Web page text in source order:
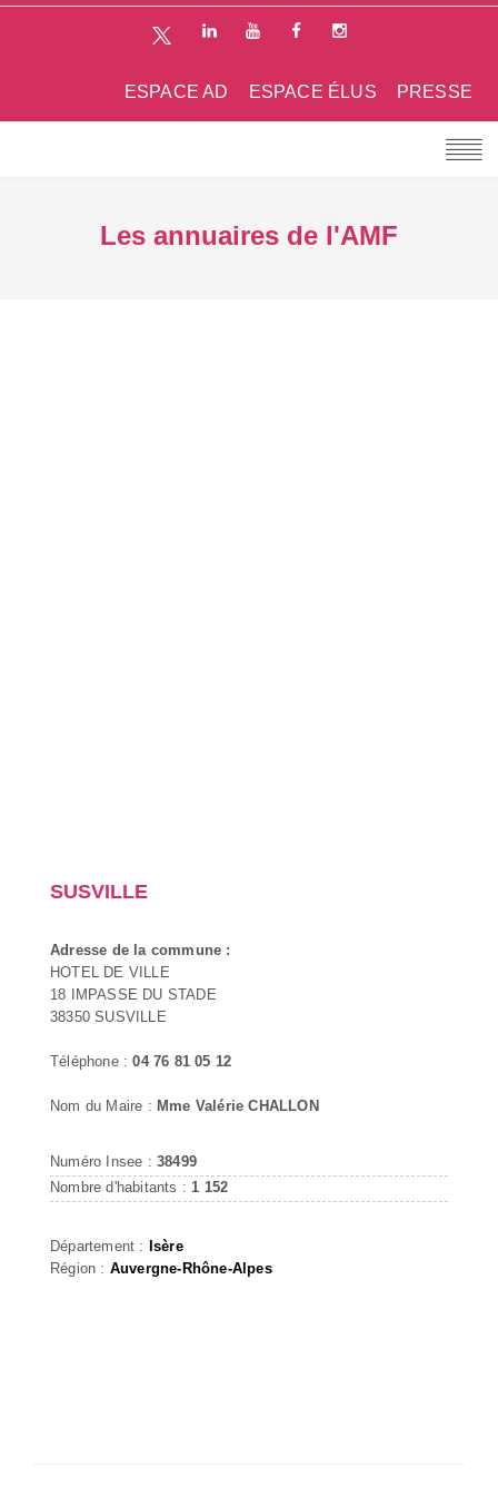
PRESSE
ESPACE ÉLUS
ESPACE AD
Les annuaires de l'AMF
SUSVILLE
Adresse de la commune :
HOTEL DE VILLE
18 IMPASSE DU STADE
38350 SUSVILLE
Téléphone :04 76 81 05 12
Nom du Maire : Mme Valérie CHALLON
Numéro Insee : 38499
Nombre d'habitants : 1 152
Département : Isère
Région : Auvergne-Rhône-Alpes